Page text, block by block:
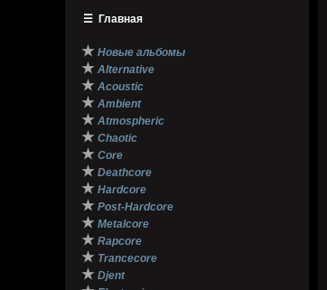
☰ Главная
★ Новые альбомы
★ Alternative
★ Acoustic
★ Ambient
★ Atmospheric
★ Chaotic
★ Core
★ Deathcore
★ Hardcore
★ Post-Hardcore
★ Metalcore
★ Rapcore
★ Trancecore
★ Djent